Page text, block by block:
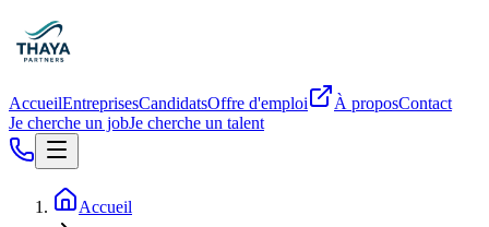
AccueilEntreprisesCandidatsOffre d'emploi À proposContact
Je cherche un jobJe cherche un talent
Accueil